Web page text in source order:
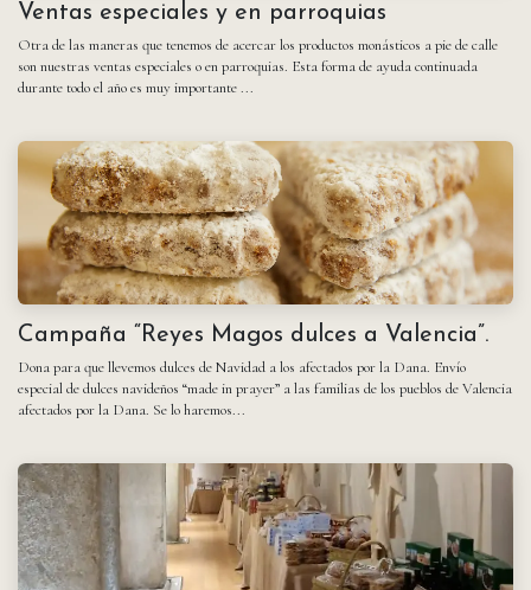
Ventas especiales y en parroquias
Otra de las maneras que tenemos de acercar los productos monásticos a pie de calle
son nuestras ventas especiales o en parroquias. Esta forma de ayuda continuada
durante todo el año es muy importante ...
Campaña “Reyes Magos dulces a Valencia”.
Dona para que llevemos dulces de Navidad a los afectados por la Dana. Envío
especial de dulces navideños “made in prayer” a las familias de los pueblos de Valencia
afectados por la Dana. Se lo haremos...